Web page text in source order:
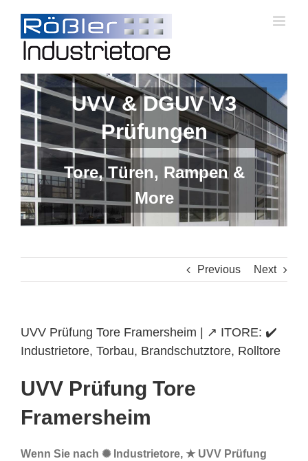
content
UVV & DGUV V3
Prüfungen
Tore, Türen, Rampen &
More
Previous Next
UVV Prüfung Tore Framersheim | ↗️ ITORE: ✔️
Industrietore, Torbau, Brandschutztore, Rolltore
UVV Prüfung Tore
Framersheim
Wenn Sie nach ✺ Industrietore, ★ UVV Prüfung